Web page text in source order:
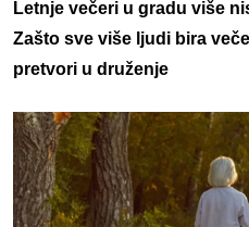
Letnje večeri u gradu više
Zašto sve više ljudi bira
pretvori u druženje